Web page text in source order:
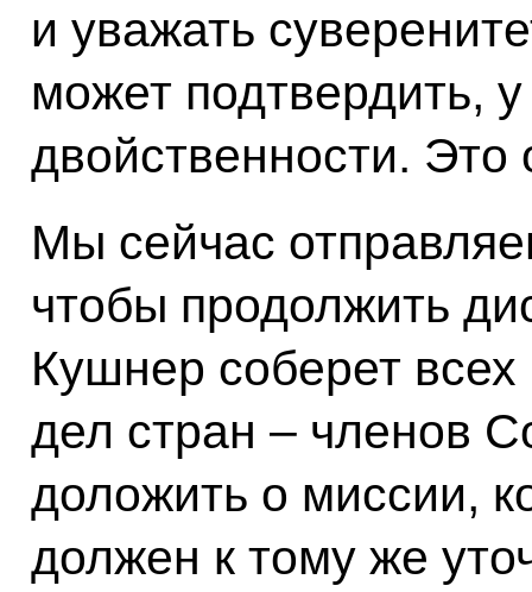
и уважать
может подтвердить,
двойственности.
Мы сейчас
чтобы продолжить
Кушнер соберет
дел стран – членов
доложить о миссии,
должен к тому же